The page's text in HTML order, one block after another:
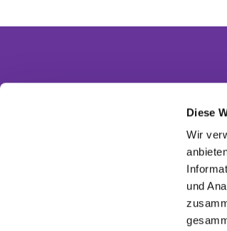
Diese
Wir
und
Ev. Invitasgemeinde
Ev. Kirchengemeinde
Ev. Versöhnungsgemeinde
Ev. Kirchenkreis Zossen-
EKBO - Evangelisch im Osten